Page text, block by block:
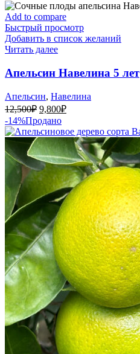
Add to compare
Быстрый просмотр
Добавить в список желаний
Читать далее
Апельсин Навелина 5 лет
Апельсин, Навелина
12,500₽ Первоначальная
цена
составляла
12,500₽.
9,800₽Текущая
9,800₽.
-14%Продано